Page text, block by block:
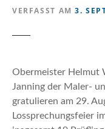
VERFASST AM 3.
Obermeister Helmut
Janning der Maler-
gratulieren am 29.
Lossprechungsfeier